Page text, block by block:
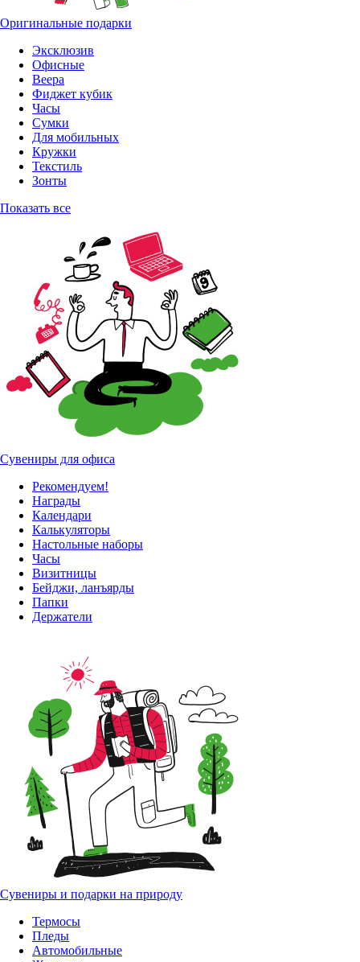
Оригинальные подарки
Эксклюзив
Офисные
Веера
Фиджет кубик
Часы
Сумки
Для мобильных
Кружки
Текстиль
Зонты
Показать все
Сувениры для офиса
Рекомендуем!
Награды
Календари
Калькуляторы
Настольные наборы
Часы
Визитницы
Бейджи, ланъярды
Папки
Держатели
Сувениры и подарки на природу
Термосы
Пледы
Автомобильные